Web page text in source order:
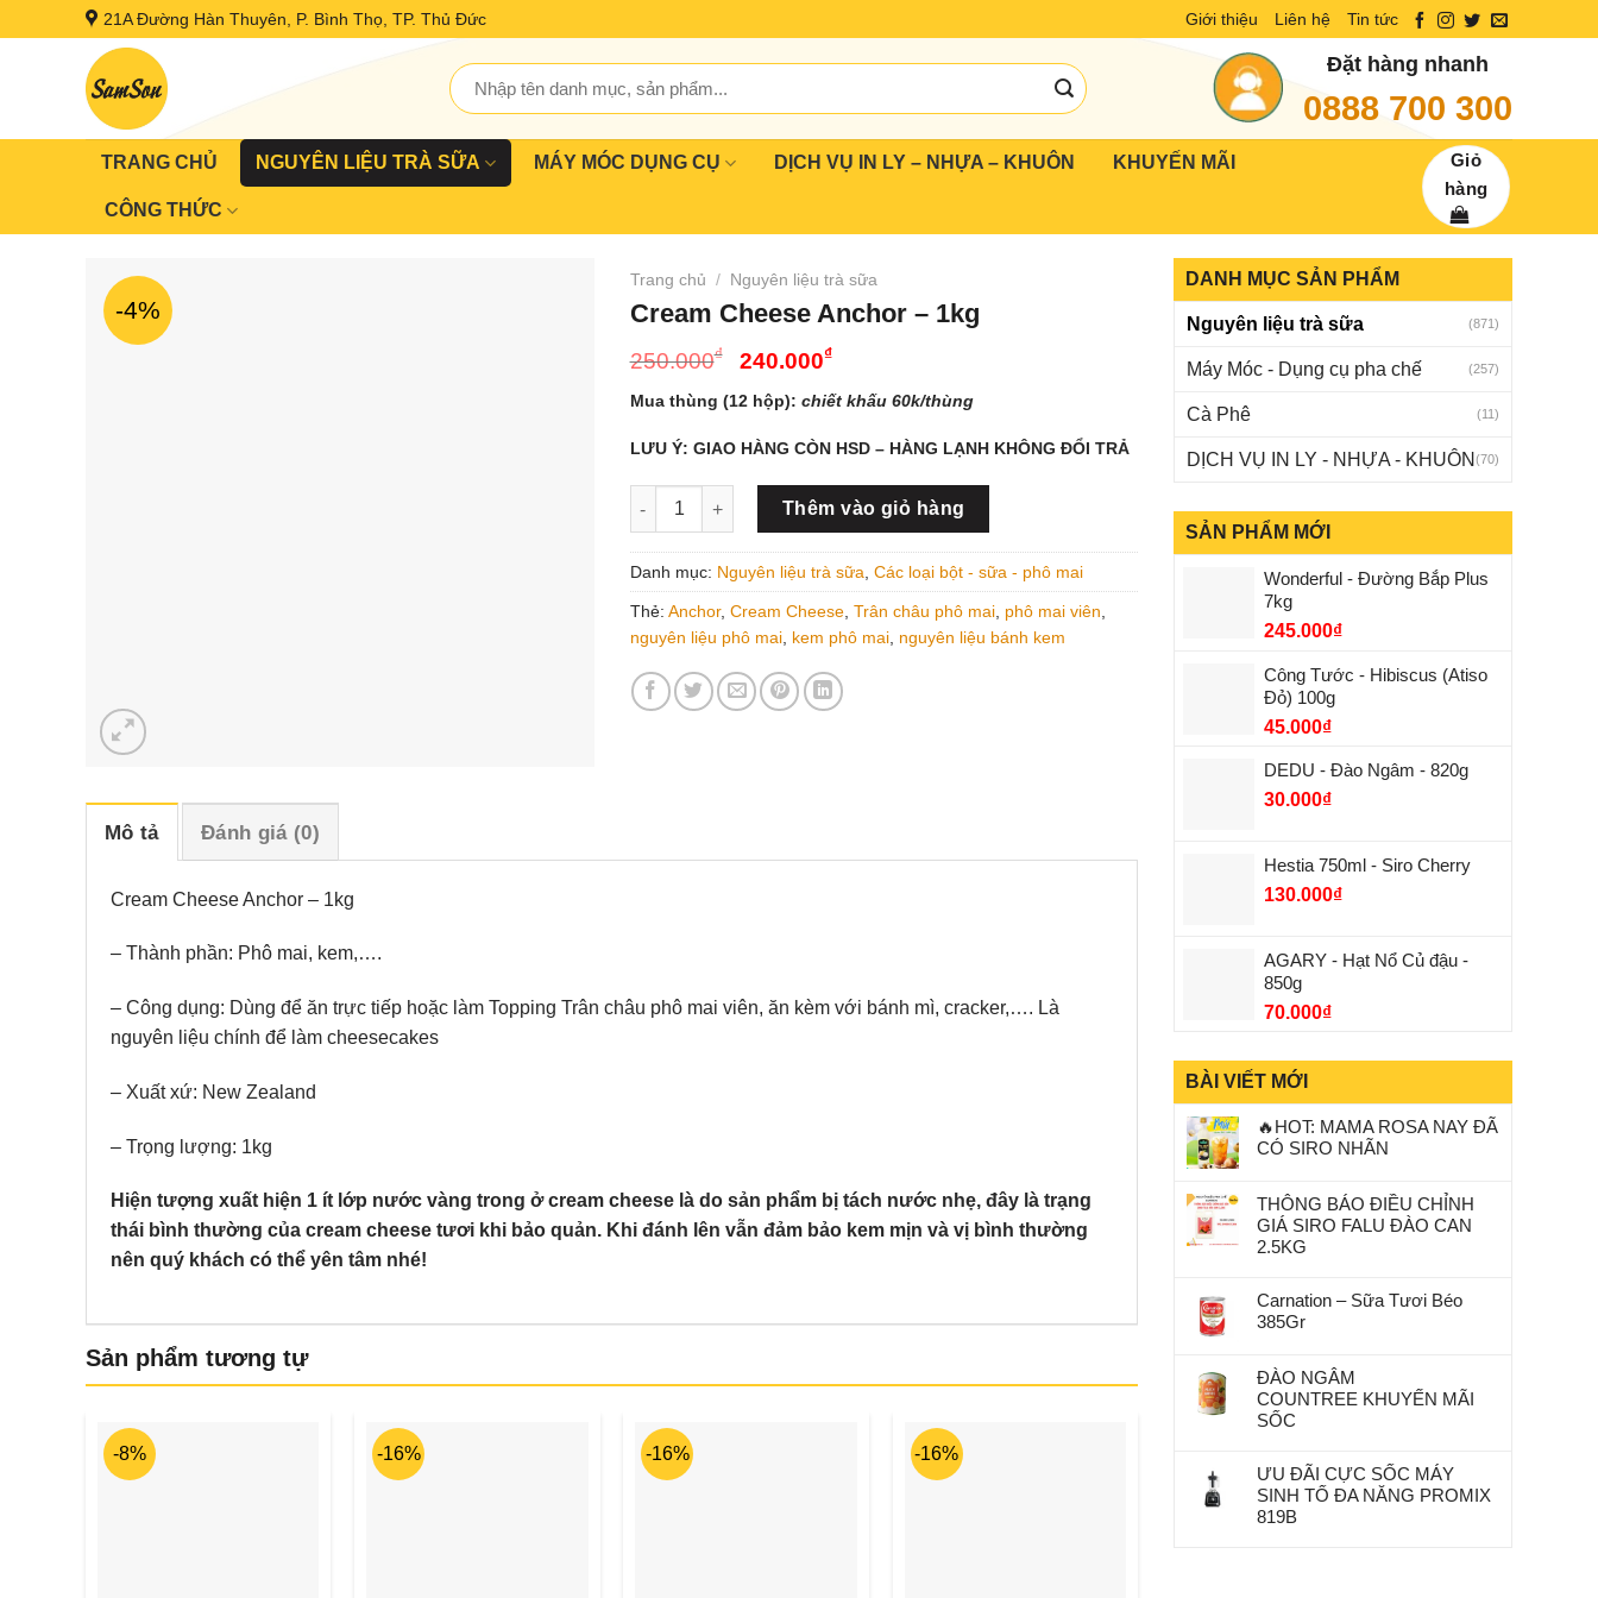
to
21A Đường Hàn Thuyên, P. Bình Thọ, TP. Thủ Đức Giới thiệu Liên hệ Tin tức
Tìm
kiếm:
Đặt hàng nhanh
0888 700 300
TRANG CHỦ NGUYÊN LIỆU TRÀ SỮA MÁY MÓC DỤNG CỤ DỊCH VỤ IN LY – NHỰA – KHUÔN KHUYẾN MÃI
CÔNG THỨC
Giỏ
hàng
DANH MỤC SẢN PHẨM
Nguyên liệu trà sữa (871)
Máy Móc - Dụng cụ pha chế (257)
Cà Phê (11)
DỊCH VỤ IN LY - NHỰA - KHUÔN (70)
SẢN PHẨM MỚI
Wonderful - Đường Bắp Plus
7kg
245.000₫
Công Tước - Hibiscus (Atiso
Đỏ) 100g
45.000₫
DEDU - Đào Ngâm - 820g
30.000₫
Hestia 750ml - Siro Cherry
130.000₫
AGARY - Hạt Nổ Củ đậu -
850g
70.000₫
BÀI VIẾT MỚI
🔥HOT: MAMA ROSA NAY ĐÃ
CÓ SIRO NHÃN
THÔNG BÁO ĐIỀU CHỈNH
GIÁ SIRO FALU ĐÀO CAN
2.5KG
Carnation – Sữa Tươi Béo
385Gr
ĐÀO NGÂM
COUNTREE KHUYẾN MÃI
SỐC
ƯU ĐÃI CỰC SỐC MÁY
SINH TỐ ĐA NĂNG PROMIX
819B
-4%
Trang chủ / Nguyên liệu trà sữa
Cream Cheese Anchor – 1kg
250.000₫
Giá
gốc
là:
250.000₫.
240.000₫Giá
hiện
tại
là:
Mua thùng (12 hộp): chiết khấu 60k/thùng
LƯU Ý: GIAO HÀNG CÒN HSD – HÀNG LẠNH KHÔNG ĐỔI TRẢ
Cream Cheese Anchor - 1kg số lượng
Thêm vào giỏ hàng
Danh mục: Nguyên liệu trà sữa, Các loại bột - sữa - phô mai
Thẻ: Anchor, Cream Cheese, Trân châu phô mai, phô mai viên,
nguyên liệu phô mai, kem phô mai, nguyên liệu bánh kem
Mô tả Đánh giá (0)
Cream Cheese Anchor – 1kg
– Thành phần: Phô mai, kem,….
– Công dụng: Dùng để ăn trực tiếp hoặc làm Topping Trân châu phô mai viên, ăn kèm với bánh mì, cracker,…. Là
nguyên liệu chính để làm cheesecakes
– Xuất xứ: New Zealand
– Trọng lượng: 1kg
Hiện tượng xuất hiện 1 ít lớp nước vàng trong ở cream cheese là do sản phẩm bị tách nước nhẹ, đây là trạng
thái bình thường của cream cheese tươi khi bảo quản. Khi đánh lên vẫn đảm bảo kem mịn và vị bình thường
nên quý khách có thể yên tâm nhé!
Sản phẩm tương tự
-8% -16% -16% -16%